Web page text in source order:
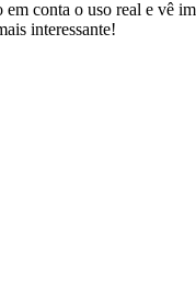
conta o uso real e vê
interessante!